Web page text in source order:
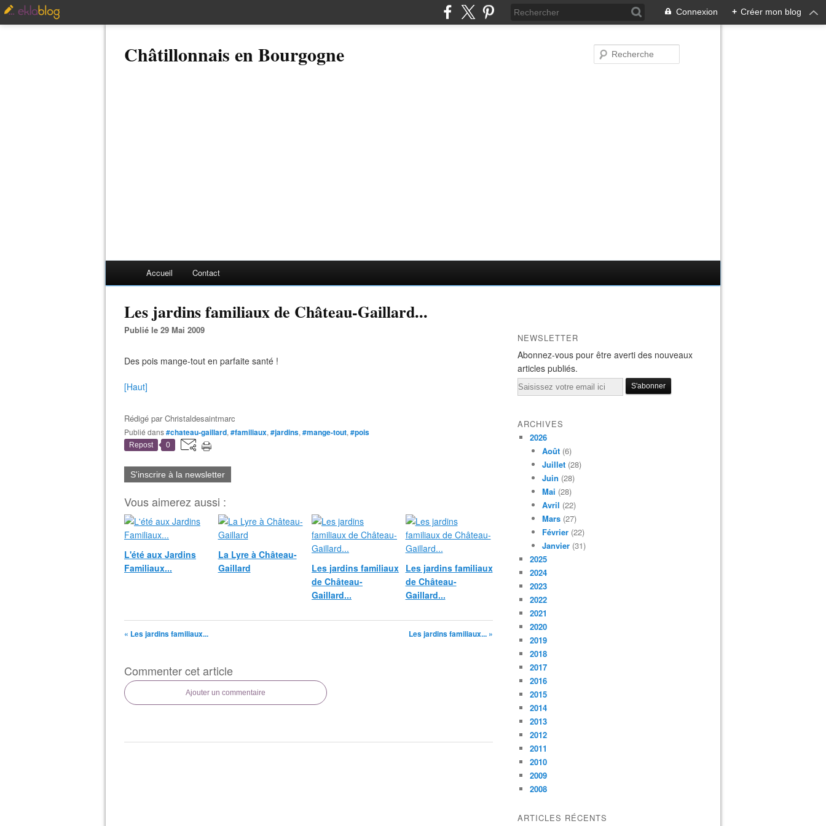
Connexion + Créer mon blog
Châtillonnais en Bourgogne
Accueil Contact
Les jardins familiaux de Château-Gaillard...
Publié le 29 Mai 2009
Des pois mange-tout en parfaite santé !
[Haut]
Rédigé parChristaldesaintmarc
Publié dans#chateau-gaillard, #familiaux, #jardins, #mange-tout, #pois
Repost 0
S'inscrire à la newsletter
Vous aimerez aussi :
L'été aux Jardins
Familiaux...
La Lyre à Château-
Gaillard
Les jardins familiaux
de Château-
Gaillard...
Les jardins familiaux
de Château-
Gaillard...
« Les jardins familiaux... Les jardins familiaux... »
Commenter cet article
Ajouter un commentaire
NEWSLETTER
Abonnez-vous pour être averti des nouveaux
articles publiés.
Email
ARCHIVES
2026
Août (6)
Juillet (28)
Juin (28)
Mai (28)
Avril (22)
Mars (27)
Février (22)
Janvier (31)
2025
2024
2023
2022
2021
2020
2019
2018
2017
2016
2015
2014
2013
2012
2011
2010
2009
2008
ARTICLES RÉCENTS